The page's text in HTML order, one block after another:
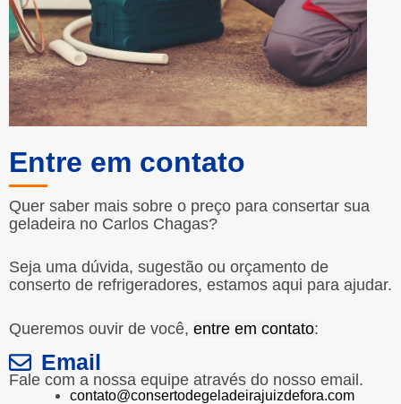
Entre em contato
Quer saber mais sobre o preço para consertar sua
geladeira no Carlos Chagas?
Seja uma dúvida, sugestão ou orçamento de
conserto de refrigeradores, estamos aqui para ajudar.
Queremos ouvir de você, entre em contato:
Email
Fale com a nossa equipe através do nosso email.
contato@consertodegeladeirajuizdefora.com